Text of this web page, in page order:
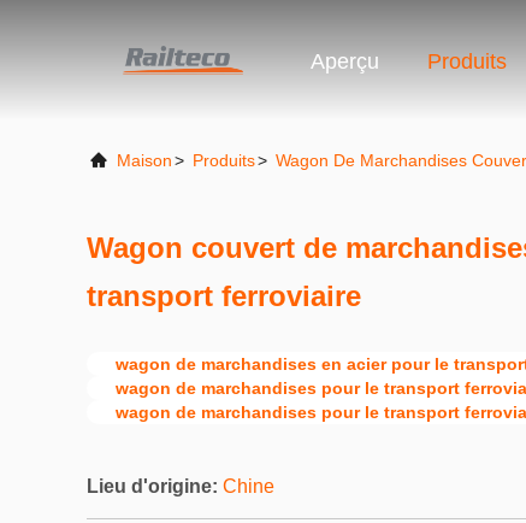
Aperçu Produits
Maison> Produits> Wagon De Marchandises
Wagon couvert de
transport ferroviaire
wagon de marchandises en acier pour le
wagon de marchandises pour le transport
wagon de marchandises pour le transport
Lieu d'origine: Chine